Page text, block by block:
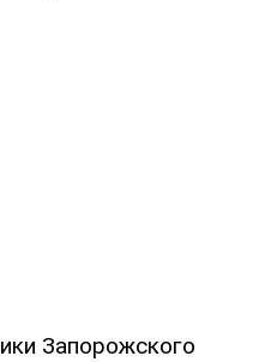
Запорожского